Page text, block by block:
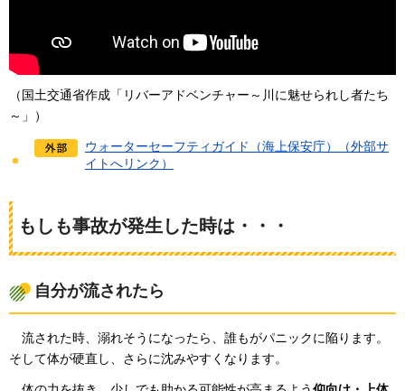
（国土交通省作成「リバーアドベンチャー～川に魅せられし者たち
～」）
ウォーターセーフティガイド（海上保安庁）（外部サ
イトへリンク）
もしも事故が発生した時は・・・
自分が流されたら
流された時、溺れそうになったら、誰もがパニックに陥ります。
そして体が硬直し、さらに沈みやすくなります。